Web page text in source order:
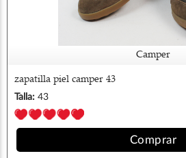
Camper
zapatilla piel camper 43
Talla: 43
Comprar